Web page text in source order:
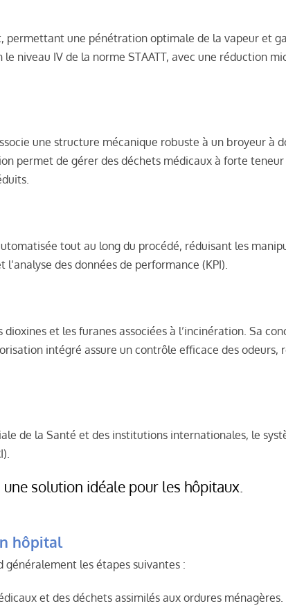
une pénétration optimale de la vapeur et
niveau IV de la norme STAATT, avec une réduction
une structure mécanique robuste à un broyeur à
permet de gérer des déchets médicaux à forte
tout au long du procédé, réduisant les
des données de performance (KPI).
et les furanes associées à l’incinération. Sa
intégré assure un contrôle efficace des
de la Santé et des institutions internationales, le
solution idéale pour les hôpitaux.
hôpital
les étapes suivantes :
et des déchets assimilés aux ordures ménagères.